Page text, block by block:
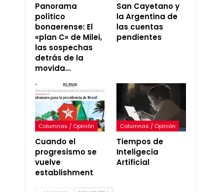
Panorama
político
bonaerense: El
«plan C» de Milei,
las sospechas
detrás de la
movida…
San Cayetano y
la Argentina de
las cuentas
pendientes
Columnas / Opinión
Cuando el
progresismo se
vuelve
establishment
Columnas / Opinión
Tiempos de
Inteligecia
Artificial